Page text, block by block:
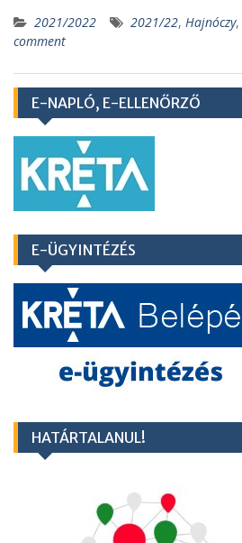
2021/2022 2021/22, Hajnóczy,
comment
E-NAPLÓ, E-ELLENŐRZŐ
E-ÜGYINTÉZÉS
HATÁRTALANUL!